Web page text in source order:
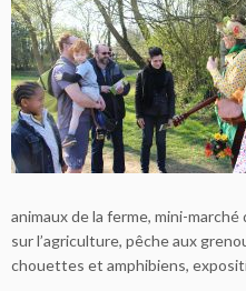
animaux de la ferme, mini-
sur l’agriculture, pêche aux
chouettes et amphibiens,